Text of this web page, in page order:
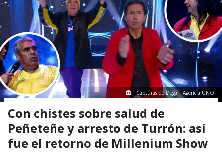
Capturas de Mega | Agencia UNO
Con chistes sobre salud de
Peñeteñe y arresto de Turrón: así
fue el retorno de Millenium Show